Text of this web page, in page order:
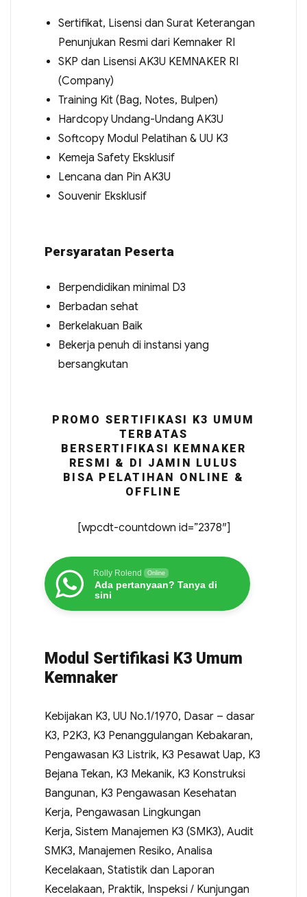
Sertifikat, Lisensi dan Surat Keterangan
Penunjukan Resmi dari Kemnaker RI
SKP dan Lisensi AK3U KEMNAKER RI
(Company)
Training Kit (Bag, Notes, Bulpen)
Hardcopy Undang-Undang AK3U
Softcopy Modul Pelatihan & UU K3
Kemeja Safety Eksklusif
Lencana dan Pin AK3U
Souvenir Eksklusif
Persyaratan Peserta
Berpendidikan minimal D3
Berbadan sehat
Berkelakuan Baik
Bekerja penuh di instansi yang
bersangkutan
PROMO SERTIFIKASI K3 UMUM
TERBATAS
BERSERTIFIKASI KEMNAKER
RESMI & DI JAMIN LULUS
BISA PELATIHAN ONLINE &
OFFLINE
[wpcdt-countdown id=”2378″]
Rolly Rolend Online
Ada pertanyaan? Tanya di
sini
Modul Sertifikasi K3 Umum
Kemnaker
Kebijakan K3, UU No.1/1970, Dasar – dasar
K3, P2K3, K3 Penanggulangan Kebakaran,
Pengawasan K3 Listrik, K3 Pesawat Uap, K3
Bejana Tekan, K3 Mekanik, K3 Konstruksi
Bangunan, K3 Pengawasan Kesehatan
Kerja, Pengawasan Lingkungan
Kerja, Sistem Manajemen K3 (SMK3), Audit
SMK3, Manajemen Resiko, Analisa
Kecelakaan, Statistik dan Laporan
Kecelakaan, Praktik, Inspeksi / Kunjungan